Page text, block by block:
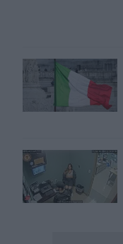
Ιταλία: Το
Βίντεο: